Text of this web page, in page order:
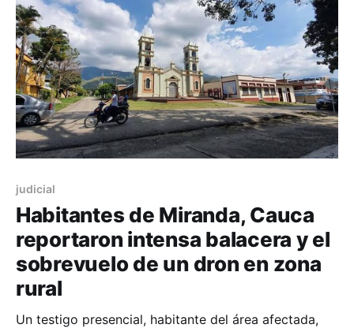
judicial
Habitantes de Miranda, Cauca
reportaron intensa balacera y el
sobrevuelo de un dron en zona
rural
Un testigo presencial, habitante del área afectada,